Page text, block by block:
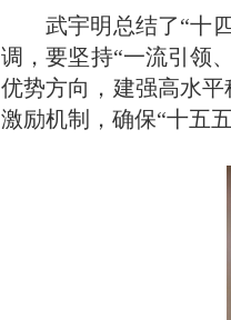
武宇明总结了“十
调，要坚持“一流引领
优势方向，建强高水
激励机制，确保“十五